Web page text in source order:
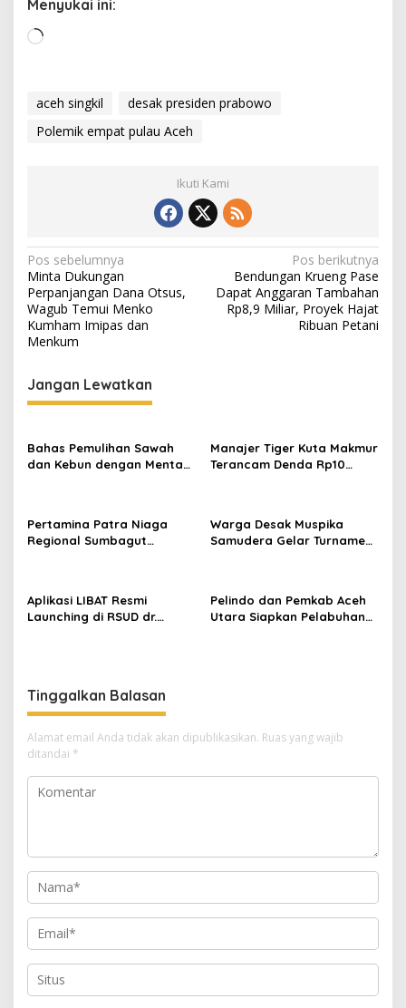
Menyukai ini:
u
t
aceh singkil
desak presiden prabowo
Polemik empat pulau Aceh
Ikuti Kami
N
a
v
i
a
i
p
s
Pos sebelumnya
Minta Dukungan
Perpanjangan Dana Otsus,
Wagub Temui Menko
Kumham Imipas dan
Menkum
Pos berikutnya
Bendungan Krueng Pase
Dapat Anggaran Tambahan
Rp8,9 Miliar, Proyek Hajat
Ribuan Petani
Jangan Lewatkan
Bahas Pemulihan Sawah
dan Kebun dengan Mentan,
Manajer Tiger Kuta Makmur
Terancam Denda Rp10
Pertamina Patra Niaga
Regional Sumbagut
Warga Desak Muspika
Samudera Gelar Turnamen
Aplikasi LIBAT Resmi
Launching di RSUD dr.
Pelindo dan Pemkab Aceh
Utara Siapkan Pelabuhan
Tinggalkan Balasan
Alamat email Anda tidak akan dipublikasikan. Ruas yang wajib
ditandai *